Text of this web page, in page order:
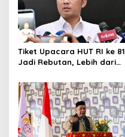
Tiket Upacara HUT RI ke 81
Jadi Rebutan, Lebih dari
dalam Sehari